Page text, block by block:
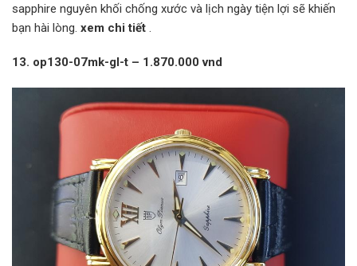
sapphire nguyên khối chống xước và lịch ngày tiện lợi sẽ khiến
bạn hài lòng. xem chi tiết .
13. op130-07mk-gl-t – 1.870.000 vnd